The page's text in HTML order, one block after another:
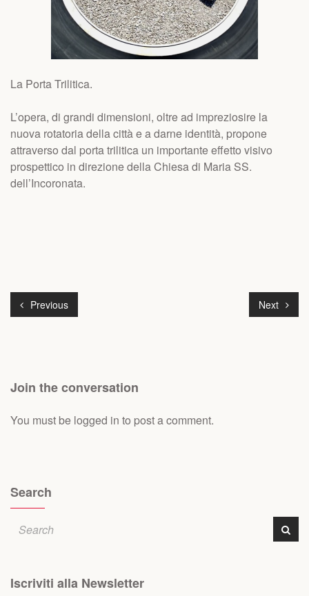
La Porta Trilitica.
L’opera, di grandi dimensioni, oltre ad impreziosire la
nuova rotatoria della città e a darne identità, propone
attraverso dal porta trilitica un importante effetto visivo
prospettico in direzione della Chiesa di Maria SS.
dell’Incoronata.
Previous Next
Join the conversation
You must be logged in to post a comment.
Search
Iscriviti alla Newsletter